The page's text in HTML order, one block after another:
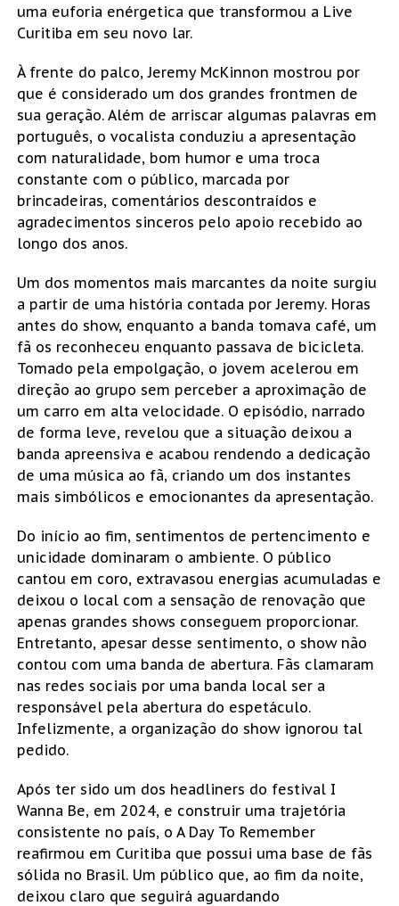
uma euforia enérgetica que transformou a Live
Curitiba em seu novo lar.
À frente do palco, Jeremy McKinnon mostrou por
que é considerado um dos grandes frontmen de
sua geração. Além de arriscar algumas palavras em
português, o vocalista conduziu a apresentação
com naturalidade, bom humor e uma troca
constante com o público, marcada por
brincadeiras, comentários descontraídos e
agradecimentos sinceros pelo apoio recebido ao
longo dos anos.
Um dos momentos mais marcantes da noite surgiu
a partir de uma história contada por Jeremy. Horas
antes do show, enquanto a banda tomava café, um
fã os reconheceu enquanto passava de bicicleta.
Tomado pela empolgação, o jovem acelerou em
direção ao grupo sem perceber a aproximação de
um carro em alta velocidade. O episódio, narrado
de forma leve, revelou que a situação deixou a
banda apreensiva e acabou rendendo a dedicação
de uma música ao fã, criando um dos instantes
mais simbólicos e emocionantes da apresentação.
Do início ao fim, sentimentos de pertencimento e
unicidade dominaram o ambiente. O público
cantou em coro, extravasou energias acumuladas e
deixou o local com a sensação de renovação que
apenas grandes shows conseguem proporcionar.
Entretanto, apesar desse sentimento, o show não
contou com uma banda de abertura. Fãs clamaram
nas redes sociais por uma banda local ser a
responsável pela abertura do espetáculo.
Infelizmente, a organização do show ignorou tal
pedido.
Após ter sido um dos headliners do festival I
Wanna Be, em 2024, e construir uma trajetória
consistente no país, o A Day To Remember
reafirmou em Curitiba que possui uma base de fãs
sólida no Brasil. Um público que, ao fim da noite,
deixou claro que seguirá aguardando